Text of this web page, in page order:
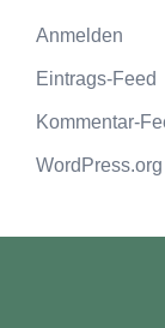
Anmelden
Eintrags-Feed
Kommentar-
WordPress.org